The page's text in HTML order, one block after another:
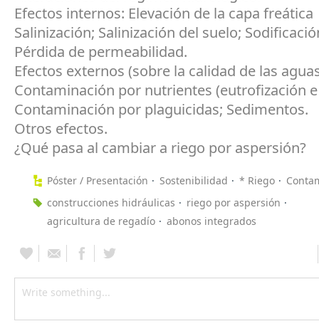
Efectos internos: Elevación de la capa freática
Salinización; Salinización del suelo;
Pérdida de permeabilidad.
Efectos externos (sobre la calidad de las
Contaminación por nutrientes (eutrofización
Contaminación por plaguicidas; Sedimentos.
Otros efectos.
¿Qué pasa al cambiar a riego por aspersión?
Póster / Presentación Sostenibilidad * Riego
construcciones hidráulicas
riego por aspersión
agricultura de regadío
abonos integrados